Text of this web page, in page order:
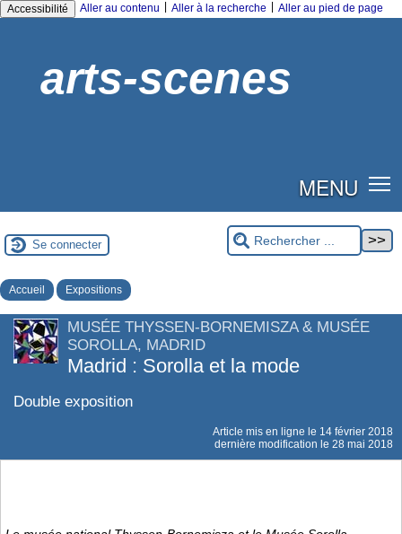
Accessibilité Aller au contenu Aller à la recherche Aller au pied de page
arts-scenes
MENU
Se connecter
Accueil Expositions
MUSÉE THYSSEN-BORNEMISZA & MUSÉE
SOROLLA, MADRID
Madrid : Sorolla et la mode
Double exposition
Article mis en ligne le 14 février 2018
dernière modification le 28 mai 2018